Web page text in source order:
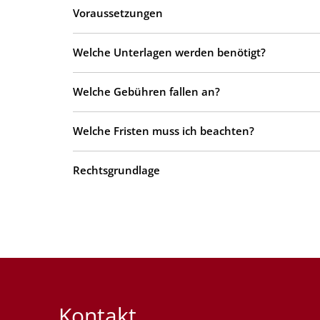
Voraussetzungen
Welche Unterlagen werden benötigt?
Welche Gebühren fallen an?
Welche Fristen muss ich beachten?
Rechtsgrundlage